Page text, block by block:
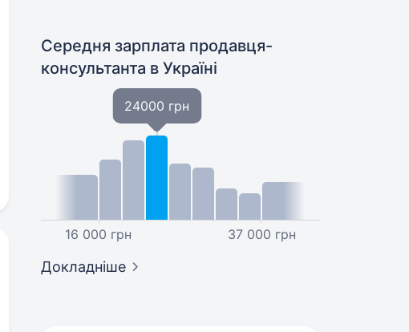
Середня зарплата продавця-
консультанта в Україні
16 000 грн
24000 грн
37 000 грн
Докладніше